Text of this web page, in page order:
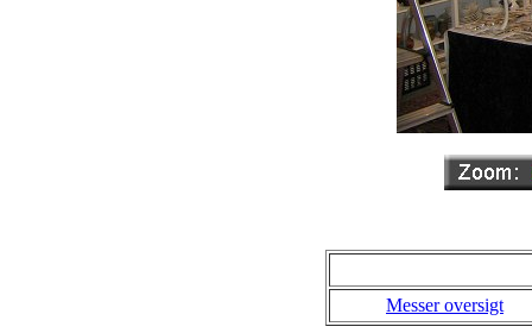
Messer oversigt